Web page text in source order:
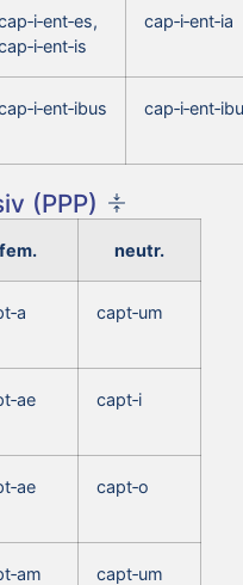
cap‑i‑ent‑ia
(PPP)
fem. neutr.
capt‑um
capt‑i
capt‑o
capt‑um